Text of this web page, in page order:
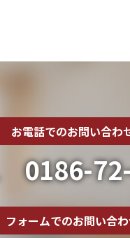
お電話でのお問い合わ
0186-
フォームでのお問い合